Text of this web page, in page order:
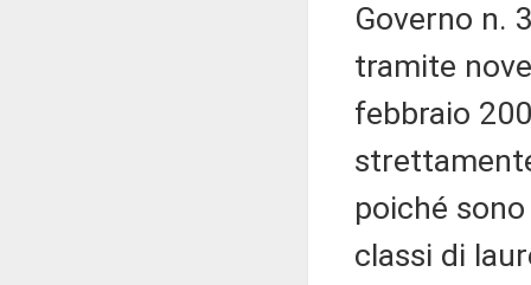
Governo n.
tramite
febbraio
poiché
classi di